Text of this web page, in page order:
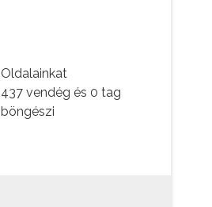
Oldalainkat
437 vendég és 0 tag
böngészi